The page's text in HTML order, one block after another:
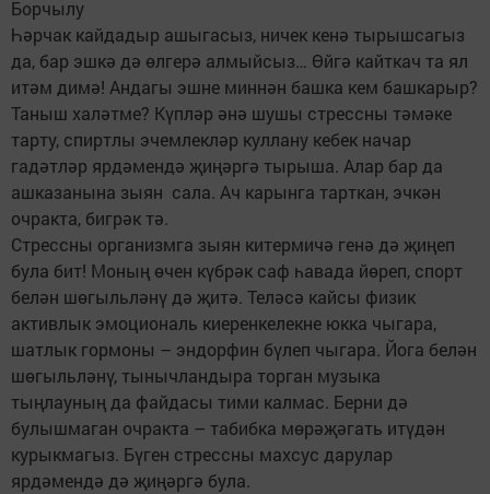
Борчылу
Һәрчак кайдадыр ашыгасыз, ничек кенә тырышсагыз
да, бар эшкә дә өлгерә алмыйсыз… Өйгә кайткач та ял
итәм димә! Андагы эшне миннән башка кем башкарыр?
Таныш халәтме? Күпләр әнә шушы стрессны тәмәке
тарту, спиртлы эчемлекләр куллану кебек начар
гадәтләр ярдәмендә җиңәргә тырыша. Алар бар да
ашказанына зыян сала. Ач карынга тарткан, эчкән
очракта, бигрәк тә.
Стрессны организмга зыян китермичә генә дә җиңеп
була бит! Моның өчен күбрәк саф һавада йөреп, спорт
белән шөгыльләнү дә җитә. Теләсә кайсы физик
активлык эмоциональ киеренкелекне юкка чыгара,
шатлык гормоны – эндорфин бүлеп чыгара. Йога белән
шөгыльләнү, тынычландыра торган музыка
тыңлауның да файдасы тими калмас. Берни дә
булышмаган очракта – табибка мөрәҗәгать итүдән
курыкмагыз. Бүген стрессны махсус дарулар
ярдәмендә дә җиңәргә була.